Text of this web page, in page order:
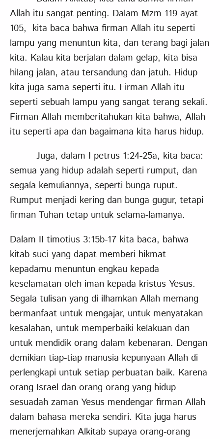
Allah itu sangat penting. Dalam Mzm 119 ayat
105, kita baca bahwa firman Allah itu seperti
lampu yang menuntun kita, dan terang bagi jalan
kita. Kalau kita berjalan dalam gelap, kita bisa
hilang jalan, atau tersandung dan jatuh. Hidup
kita juga sama seperti itu. Firman Allah itu
seperti sebuah lampu yang sangat terang sekali.
Firman Allah memberitahukan kita bahwa, Allah
itu seperti apa dan bagaimana kita harus hidup.
Juga, dalam I petrus 1:24-25a, kita baca:
semua yang hidup adalah seperti rumput, dan
segala kemuliannya, seperti bunga ruput.
Rumput menjadi kering dan bunga gugur, tetapi
firman Tuhan tetap untuk selama-lamanya.
Dalam II timotius 3:15b-17 kita baca, bahwa
kitab suci yang dapat memberi hikmat
kepadamu menuntun engkau kepada
keselamatan oleh iman kepada kristus Yesus.
Segala tulisan yang di ilhamkan Allah memang
bermanfaat untuk mengajar, untuk menyatakan
kesalahan, untuk memperbaiki kelakuan dan
untuk mendidik orang dalam kebenaran. Dengan
demikian tiap-tiap manusia kepunyaan Allah di
perlengkapi untuk setiap perbuatan baik. Karena
orang Israel dan orang-orang yang hidup
sesuadah zaman Yesus mendengar firman Allah
dalam bahasa mereka sendiri. Kita juga harus
menerjemahkan Alkitab supaya orang-orang